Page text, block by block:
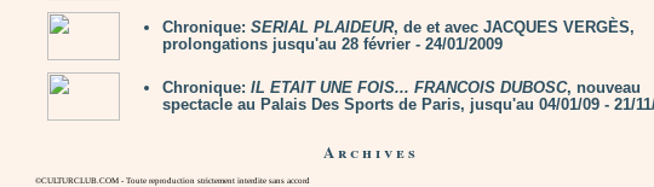
Chronique: SERIAL PLAIDEUR, de et avec JACQUES VERGÈS,
prolongations jusqu'au 28 février - 24/01/2009
Chronique: IL ETAIT UNE FOIS... FRANCOIS DUBOSC, nouveau
spectacle au Palais Des Sports de Paris, jusqu'au 04/01/09 - 21/
Archives
©CULTURCLUB.COM - Toute reproduction strictement interdite sans accord